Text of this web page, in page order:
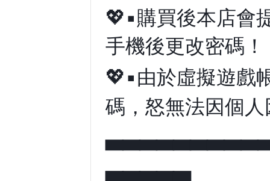
💖▪️購買後本店會
手機後更改密碼！
💖▪️由於虛擬遊戲
碼，怒無法因個
▃▃▃▃▃